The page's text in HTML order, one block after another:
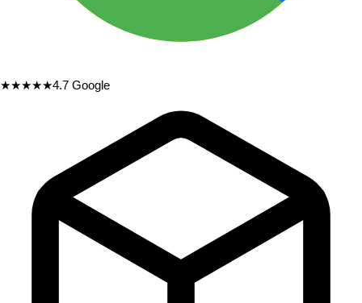
★★★★★4.7 Google